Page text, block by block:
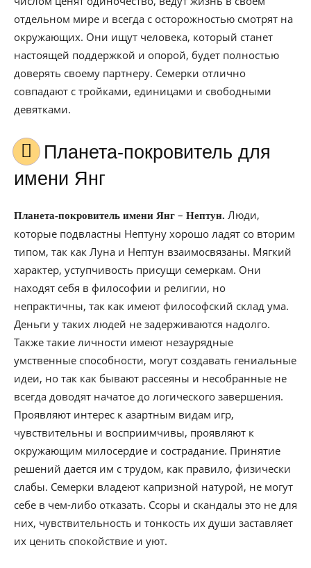
отдельном мире и всегда с осторожностью смотрят на
окружающих. Они ищут человека, который станет
настоящей поддержкой и опорой, будет полностью
доверять своему партнеру. Семерки отлично
совпадают с тройками, единицами и свободными
девятками.
Планета-покровитель для
имени Янг
Планета-покровитель имени Янг – Нептун. Люди,
которые подвластны Нептуну хорошо ладят со вторим
типом, так как Луна и Нептун взаимосвязаны. Мягкий
характер, уступчивость присущи семеркам. Они
находят себя в философии и религии, но
непрактичны, так как имеют философский склад ума.
Деньги у таких людей не задерживаются надолго.
Также такие личности имеют незаурядные
умственные способности, могут создавать гениальные
идеи, но так как бывают рассеяны и несобранные не
всегда доводят начатое до логического завершения.
Проявляют интерес к азартным видам игр,
чувствительны и восприимчивы, проявляют к
окружающим милосердие и сострадание. Принятие
решений дается им с трудом, как правило, физически
слабы. Семерки владеют капризной натурой, не могут
себе в чем-либо отказать. Ссоры и скандалы это не для
них, чувствительность и тонкость их души заставляет
их ценить спокойствие и уют.